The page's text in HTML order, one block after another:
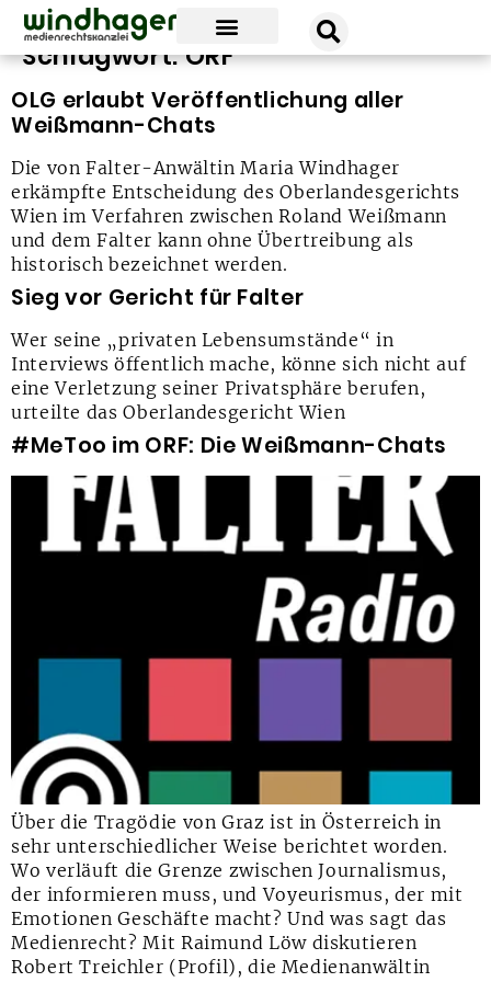
Schlagwort:ORF
OLG erlaubt Veröffentlichung aller
Weißmann-Chats
Die von Falter-Anwältin Maria Windhager
erkämpfte Entscheidung des Oberlandesgerichts
Wien im Verfahren zwischen Roland Weißmann
und dem Falter kann ohne Übertreibung als
historisch bezeichnet werden.
Sieg vor Gericht für Falter
Wer seine „privaten Lebensumstände“ in
Interviews öffentlich mache, könne sich nicht auf
eine Verletzung seiner Privatsphäre berufen,
urteilte das Oberlandesgericht Wien
#MeToo im ORF: Die Weißmann-Chats
Über die Tragödie von Graz ist in Österreich in
sehr unterschiedlicher Weise berichtet worden.
Wo verläuft die Grenze zwischen Journalismus,
der informieren muss, und Voyeurismus, der mit
Emotionen Geschäfte macht? Und was sagt das
Medienrecht? Mit Raimund Löw diskutieren
Robert Treichler (Profil), die Medienanwältin